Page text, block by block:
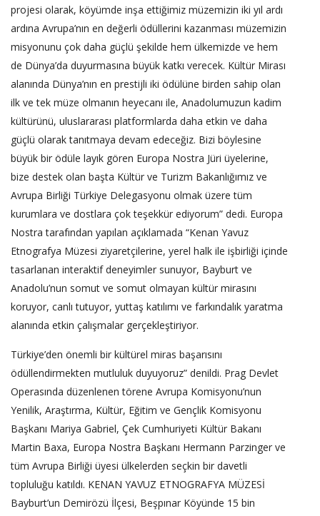
projesi olarak, köyümde inşa ettiğimiz müzemizin iki yıl ardı
ardına Avrupa’nın en değerli ödüllerini kazanması müzemizin
misyonunu çok daha güçlü şekilde hem ülkemizde ve hem
de Dünya’da duyurmasına büyük katkı verecek. Kültür Mirası
alanında Dünya’nın en prestijli iki ödülüne birden sahip olan
ilk ve tek müze olmanın heyecanı ile, Anadolumuzun kadim
kültürünü, uluslararası platformlarda daha etkin ve daha
güçlü olarak tanıtmaya devam edeceğiz. Bizi böylesine
büyük bir ödüle layık gören Europa Nostra Jüri üyelerine,
bize destek olan başta Kültür ve Turizm Bakanlığımız ve
Avrupa Birliği Türkiye Delegasyonu olmak üzere tüm
kurumlara ve dostlara çok teşekkür ediyorum” dedi. Europa
Nostra tarafından yapılan açıklamada “Kenan Yavuz
Etnografya Müzesi ziyaretçilerine, yerel halk ile işbirliği içinde
tasarlanan interaktif deneyimler sunuyor, Bayburt ve
Anadolu’nun somut ve somut olmayan kültür mirasını
koruyor, canlı tutuyor, yuttaş katılımı ve farkındalık yaratma
alanında etkin çalışmalar gerçekleştiriyor.
Türkiye’den önemli bir kültürel miras başarısını
ödüllendirmekten mutluluk duyuyoruz” denildi. Prag Devlet
Operasında düzenlenen törene Avrupa Komisyonu’nun
Yenilik, Araştırma, Kültür, Eğitim ve Gençlik Komisyonu
Başkanı Mariya Gabriel, Çek Cumhuriyeti Kültür Bakanı
Martin Baxa, Europa Nostra Başkanı Hermann Parzinger ve
tüm Avrupa Birliği üyesi ülkelerden seçkin bir davetli
topluluğu katıldı. KENAN YAVUZ ETNOGRAFYA MÜZESİ
Bayburt’un Demirözü İlçesi, Beşpınar Köyünde 15 bin